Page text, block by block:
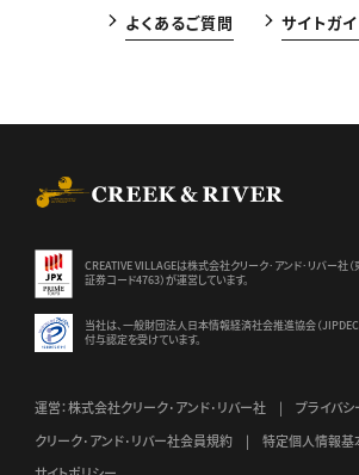
よくあるご質問 サイトガ
CREATIVE VILLAGEは株式会社クリーク･アンド･リバー社
証券コード4763）が運営しています。
当社は、一般財団法人日本情報経済社会推進協会（JIPDEC
付与認定を受けています。
運営：株式会社クリーク･アンド･リバー社
プライバ
クリーク･アンド･リバー社会員規約
特定個人情報基